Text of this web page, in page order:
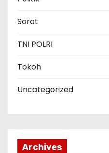
Sorot
TNI POLRI
Tokoh
Uncategorized
Archives